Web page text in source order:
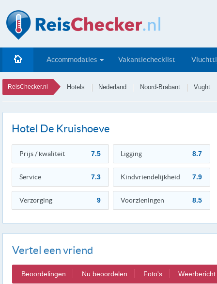
Accommodaties Vakantiechecklist
ReisChecker.nl Hotels Nederland Noord-Brabant Vught
Hotel De Kruishoeve
Prijs / kwaliteit 7.5 Ligging 8.7
Service 7.3 Kindvriendelijkheid 7.9
Verzorging 9 Voorzieningen 8.5
Vertel een vriend
Beoordelingen Nu beoordelen Foto's Weerbericht